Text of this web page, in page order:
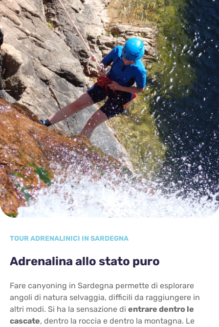
TOUR ADRENALINICI IN SARDEGNA
Adrenalina allo stato puro
Fare canyoning in Sardegna permette di esplorare
angoli di natura selvaggia, difficili da raggiungere in
altri modi. Si ha la sensazione di entrare dentro le
cascate, dentro la roccia e dentro la montagna. Le